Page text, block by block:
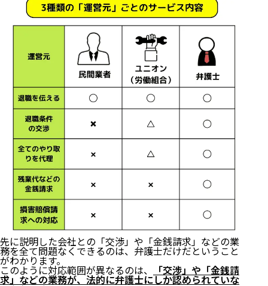
先に説明した会社との「交渉」や「金銭請求」などの業
務を全て問題なくできるのは、弁護士だけだということ
がわかります。
このように対応範囲が異なるのは、 「交渉」や「金銭請
求」などの業務が、法的に弁護士にしか認められていな